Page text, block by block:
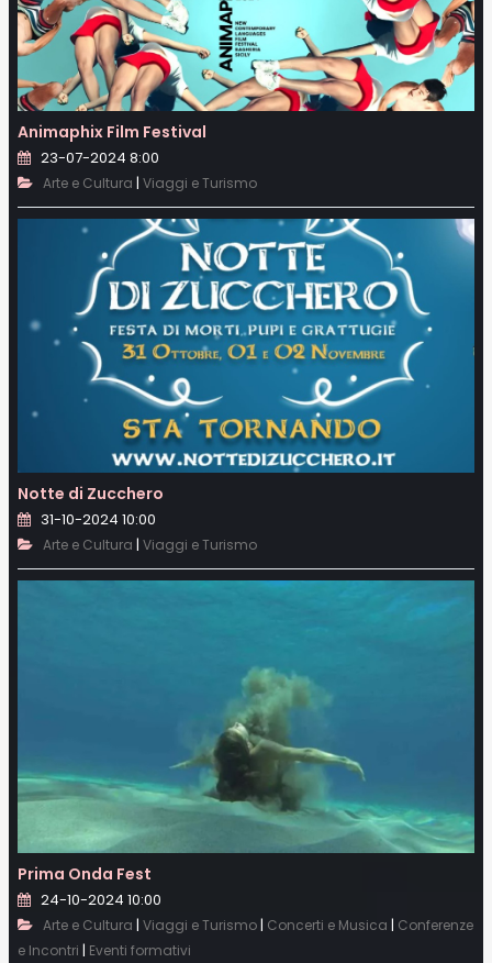
Animaphix Film Festival
23-07-2024 8:00
Arte e Cultura | Viaggi e Turismo
Notte di Zucchero
31-10-2024 10:00
Arte e Cultura | Viaggi e Turismo
Prima Onda Fest
24-10-2024 10:00
Arte e Cultura | Viaggi e Turismo | Concerti e Musica | Conferenze
e Incontri | Eventi formativi